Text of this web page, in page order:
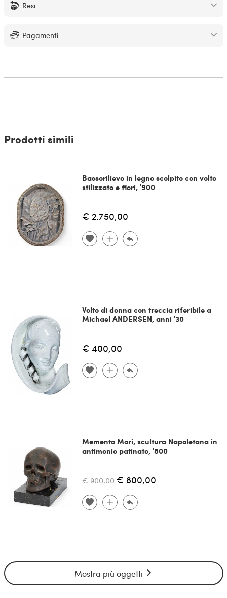
Resi
Pagamenti
Prodotti simili
Bassorilievo in legno scolpito con volto
stilizzato e fiori, '900
€ 2.750,00
Volto di donna con treccia riferibile a
Michael ANDERSEN, anni '30
€ 400,00
Memento Mori, scultura Napoletana in
antimonio patinato, '800
€ 900,00 € 800,00
Mostra più oggetti